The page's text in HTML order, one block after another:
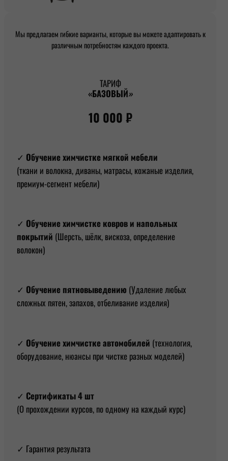
Мы предлагаем гибкие варианты, которые вы можете адаптировать к
различным потребностям каждого проекта.
ТАРИФ
«БАЗОВЫЙ»
10 000 ₽
✓ Обучение химчистке мягкой мебели
(ткани и волокна, диваны, матрасы, кожаные изделия,
премиум-сегмент мебели)
✓ Обучение химчистке ковров и напольных
покрытий (Шерсть, шёлк, вискоза, определение
волокон)
✓ Обучение пятновыведению (Удаление любых
сложных пятен, запахов, отбеливание изделия)
✓ Обучение химчистке автомобилей (технология,
оборудование, нюансы при чистке разных моделей)
✓ Сертификаты 4 шт
(О прохождении курсов, по одному на каждый курс)
✓ Гарантия результата